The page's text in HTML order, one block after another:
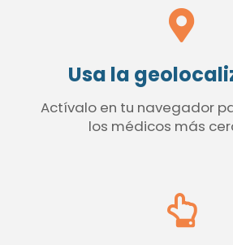
Usa la
Actívalo en tu navegador
los médicos más